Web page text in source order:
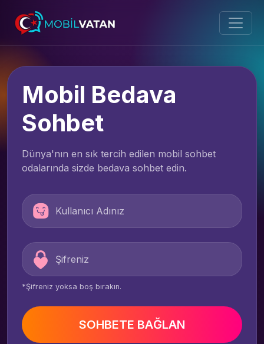
Mobil Bedava
Sohbet
Dünya'nın en sık tercih edilen mobil sohbet
odalarında sizde bedava sohbet edin.
*Şifreniz yoksa boş bırakın.
SOHBETE BAĞLAN